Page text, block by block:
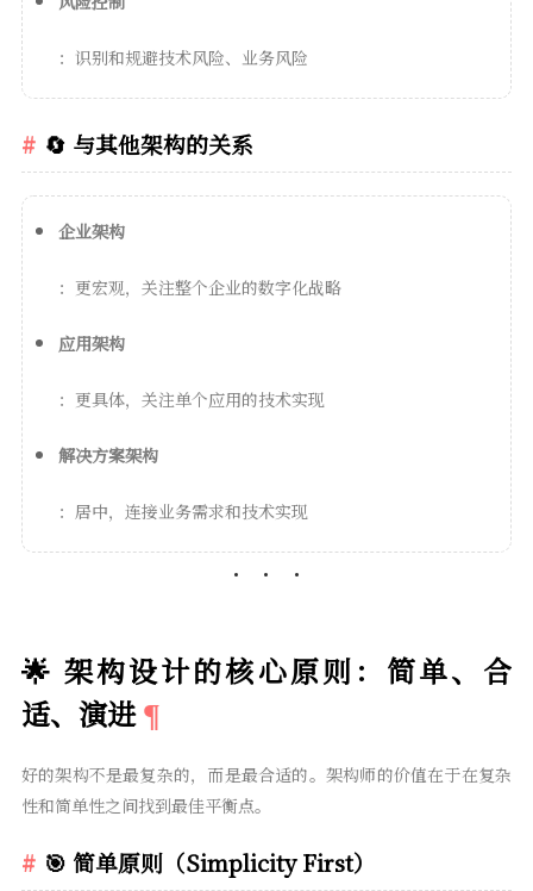
：识别和规避技术风险、业务风险
🔄 与其他架构的关系
企业架构
：更宏观，关注整个企业的数字化战略
应用架构
：更具体，关注单个应用的技术实现
解决方案架构
：居中，连接业务需求和技术实现
🌟 架构设计的核心原则：简单、合
适、演进
好的架构不是最复杂的，而是最合适的。架构师的价值在于在复杂
性和简单性之间找到最佳平衡点。
🎯 简单原则（Simplicity First）